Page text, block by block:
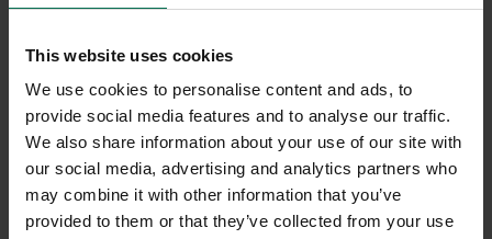
This website uses cookies
We use cookies to personalise content and ads, to
provide social media features and to analyse our traffic.
We also share information about your use of our site with
our social media, advertising and analytics partners who
may combine it with other information that you’ve
provided to them or that they’ve collected from your use
EFG
Begagnad
Johanson Design
Begagnad